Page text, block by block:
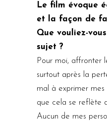
Le film évoque
et la façon de
Que vouliez-
sujet ?
Pour moi, affronter
surtout après la
mal à exprimer
que cela se reflète
Aucun de mes